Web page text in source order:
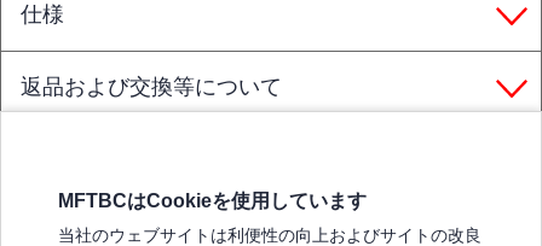
仕様
返品および交換等について
MFTBCはCookieを使用しています
当社のウェブサイトは利便性の向上およびサイトの改良